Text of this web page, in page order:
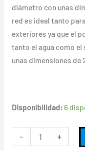
diámetro con unas
red es ideal tanto
exteriores ya que el
tanto el agua como
unas dimensiones de
Disponibilidad: 6
- +